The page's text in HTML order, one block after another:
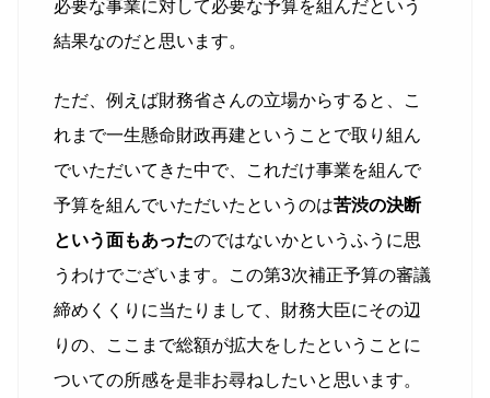
必要な事業に対して必要な予算を組んだという
結果なのだと思います。
ただ、例えば財務省さんの立場からすると、こ
れまで一生懸命財政再建ということで取り組ん
でいただいてきた中で、これだけ事業を組んで
予算を組んでいただいたというのは苦渋の決断
という面もあったのではないかというふうに思
うわけでございます。この第3次補正予算の審議
締めくくりに当たりまして、財務大臣にその辺
りの、ここまで総額が拡大をしたということに
ついての所感を是非お尋ねしたいと思います。